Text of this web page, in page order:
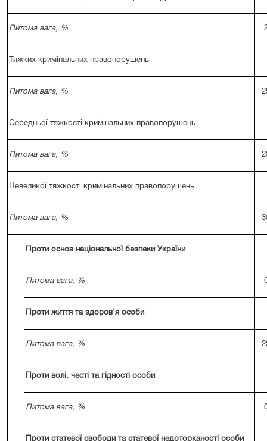
Питома вага, %
Тяжких кримінальних правопорушень
Питома вага, %
Середньої тяжкості кримінальних правопорушень
Питома вага, %
Невеликої тяжкості кримінальних правопорушень
Питома вага, %
Проти основ національної безпеки України
Питома вага, %
Проти життя та здоров'я особи
Питома вага, %
Проти волі, честі та гідності особи
Питома вага, %
Проти статевої свободи та статевої недоторканості особи